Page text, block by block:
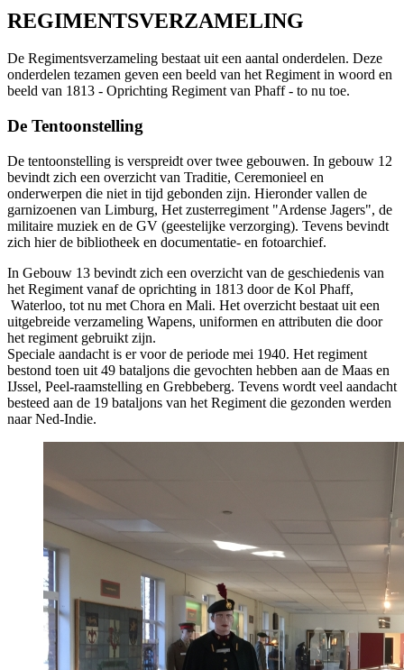
REGIMENTSVERZAMELING
De Regimentsverzameling bestaat uit een aantal onderdelen. Deze
onderdelen tezamen geven een beeld van het Regiment in woord en
beeld van 1813 - Oprichting Regiment van Phaff - to nu toe.
De Tentoonstelling
De tentoonstelling is verspreidt over twee gebouwen. In gebouw 12
bevindt zich een overzicht van Traditie, Ceremonieel en
onderwerpen die niet in tijd gebonden zijn. Hieronder vallen de
garnizoenen van Limburg, Het zusterregiment "Ardense Jagers", de
militaire muziek en de GV (geestelijke verzorging). Tevens bevindt
zich hier de bibliotheek en documentatie- en fotoarchief.
In Gebouw 13 bevindt zich een overzicht van de geschiedenis van
het Regiment vanaf de oprichting in 1813 door de Kol Phaff,
Waterloo, tot nu met Chora en Mali. Het overzicht bestaat uit een
uitgebreide verzameling Wapens, uniformen en attributen die door
het regiment gebruikt zijn.
Speciale aandacht is er voor de periode mei 1940. Het regiment
bestond toen uit 49 bataljons die gevochten hebben aan de Maas en
IJssel, Peel-raamstelling en Grebbeberg. Tevens wordt veel aandacht
besteed aan de 19 bataljons van het Regiment die gezonden werden
naar Ned-Indie.